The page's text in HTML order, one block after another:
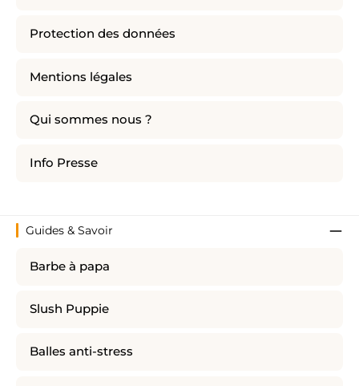
Protection des données
Mentions légales
Qui sommes nous ?
Info Presse
Guides & Savoir
Barbe à papa
Slush Puppie
Balles anti-stress